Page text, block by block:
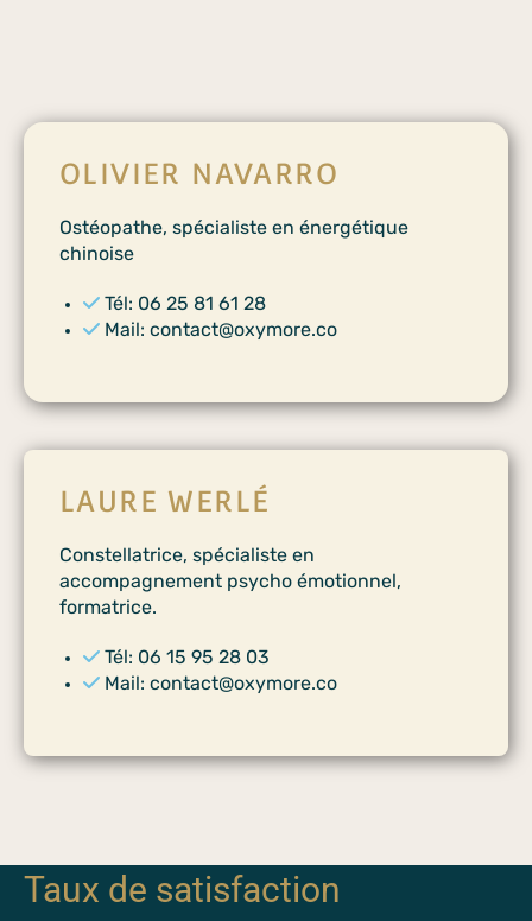
OLIVIER NAVARRO
Ostéopathe, spécialiste en énergétique
chinoise
Tél: 06 25 81 61 28
Mail: contact@oxymore.co
LAURE WERLÉ
Constellatrice, spécialiste en
accompagnement psycho émotionnel,
formatrice.
Tél: 06 15 95 28 03
Mail: contact@oxymore.co
Taux de satisfaction